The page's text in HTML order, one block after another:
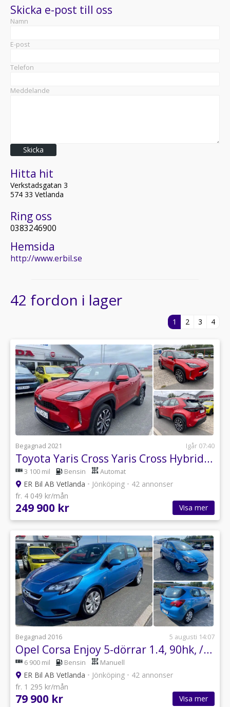
Skicka e-post till oss
Namn
E-post
Telefon
Meddelande
Skicka
Hitta hit
Verkstadsgatan 3
574 33 Vetlanda
Ring oss
0383246900
Hemsida
http://www.erbil.se
42 fordon i lager
1 2 3 4
Begagnad 2021 Igår 07:40
Toyota Yaris Cross Yaris Cross Hybrid – Active Plus, 1 äg...
3 100 mil Bensin Automat
ER Bil AB Vetlanda • Jönköping • 42 annonser
fr. 4 049 kr/mån
249 900 kr Visa mer
Begagnad 2016 5 augusti 14:07
Opel Corsa Enjoy 5-dörrar 1.4, 90hk, //LÅGA MIL //
6 900 mil Bensin Manuell
ER Bil AB Vetlanda • Jönköping • 42 annonser
fr. 1 295 kr/mån
79 900 kr Visa mer